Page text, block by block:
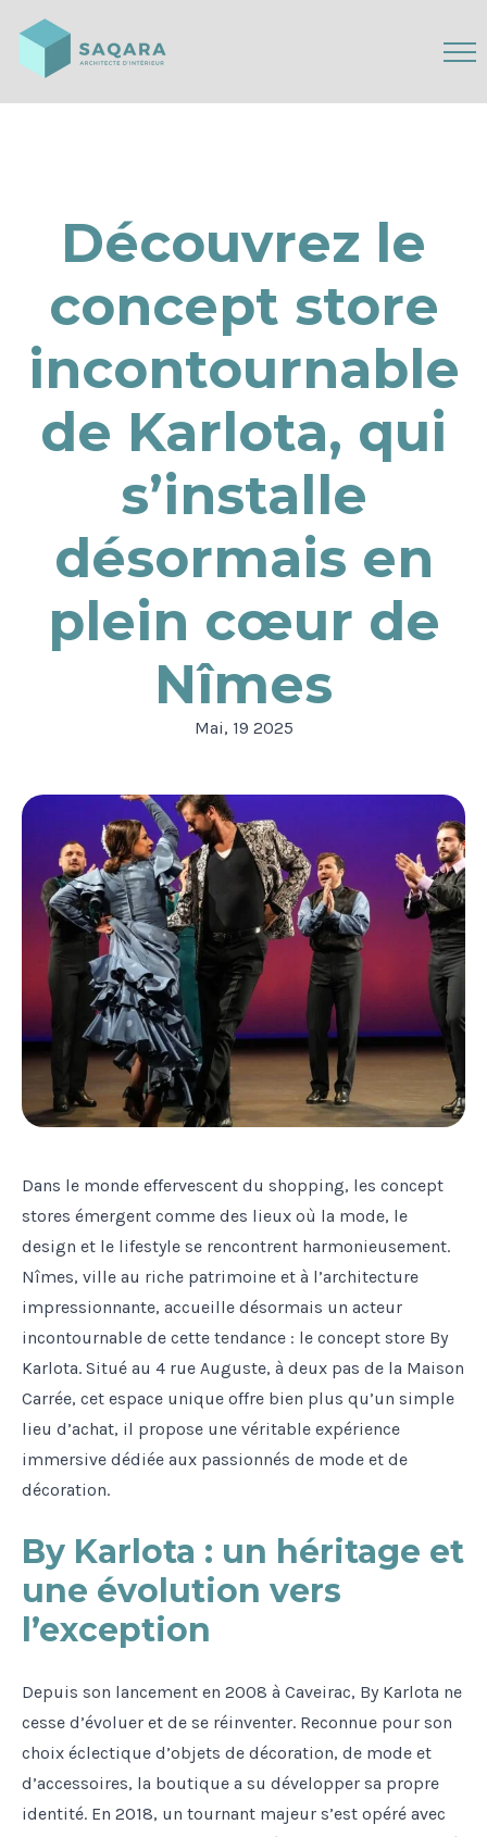
Découvrez le
concept store
incontournable
de Karlota, qui
s’installe
désormais en
plein cœur de
Nîmes
Mai, 19 2025
Dans le monde effervescent du shopping, les concept
stores émergent comme des lieux où la mode, le
design et le lifestyle se rencontrent harmonieusement.
Nîmes, ville au riche patrimoine et à l’architecture
impressionnante, accueille désormais un acteur
incontournable de cette tendance : le concept store By
Karlota. Situé au 4 rue Auguste, à deux pas de la Maison
Carrée, cet espace unique offre bien plus qu’un simple
lieu d’achat, il propose une véritable expérience
immersive dédiée aux passionnés de mode et de
décoration.
By Karlota : un héritage et
une évolution vers
l’exception
Depuis son lancement en 2008 à Caveirac, By Karlota ne
cesse d’évoluer et de se réinventer. Reconnue pour son
choix éclectique d’objets de décoration, de mode et
d’accessoires, la boutique a su développer sa propre
identité. En 2018, un tournant majeur s’est opéré avec